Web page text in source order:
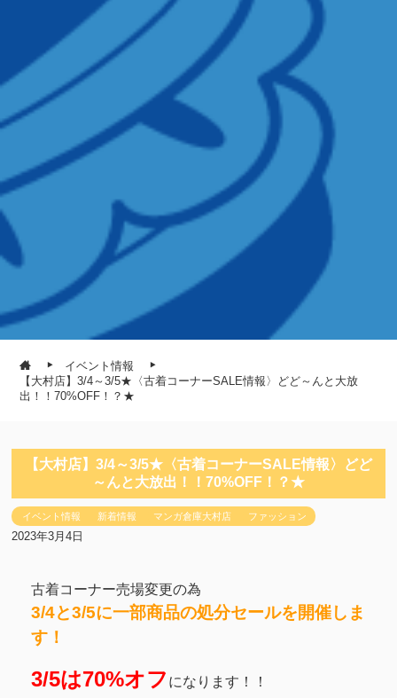
イベント情報
【大村店】3/4～3/5★〈古着コーナーSALE情報〉どど～んと大放
出！！70%OFF！？★
【大村店】3/4～3/5★〈古着コーナーSALE情報〉どど
～んと大放出！！70%OFF！？★
イベント情報 新着情報 マンガ倉庫大村店 ファッション
2023年3月4日
古着コーナー売場変更の為
3/4と3/5に一部商品の処分セールを開催しま
す！
3/5は70%オフ になります！！